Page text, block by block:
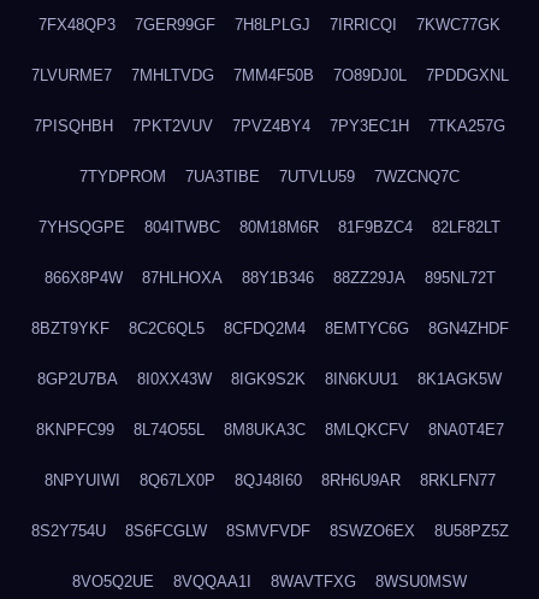
7FX48QP3 7GER99GF 7H8LPLGJ 7IRRICQI 7KWC77GK
7LVURME7 7MHLTVDG 7MM4F50B 7O89DJ0L 7PDDGXNL
7PISQHBH 7PKT2VUV 7PVZ4BY4 7PY3EC1H 7TKA257G
7TYDPROM 7UA3TIBE 7UTVLU59 7WZCNQ7C
7YHSQGPE 804ITWBC 80M18M6R 81F9BZC4 82LF82LT
866X8P4W 87HLHOXA 88Y1B346 88ZZ29JA 895NL72T
8BZT9YKF 8C2C6QL5 8CFDQ2M4 8EMTYC6G 8GN4ZHDF
8GP2U7BA 8I0XX43W 8IGK9S2K 8IN6KUU1 8K1AGK5W
8KNPFC99 8L74O55L 8M8UKA3C 8MLQKCFV 8NA0T4E7
8NPYUIWI 8Q67LX0P 8QJ48I60 8RH6U9AR 8RKLFN77
8S2Y754U 8S6FCGLW 8SMVFVDF 8SWZO6EX 8U58PZ5Z
8VO5Q2UE 8VQQAA1I 8WAVTFXG 8WSU0MSW